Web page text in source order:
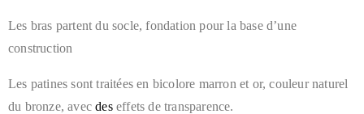
Les bras partent du socle, fondation pour la base d’une
construction
Les patines sont traitées en bicolore marron et or, couleur naturel
du bronze, avecdeseffets de transparence.